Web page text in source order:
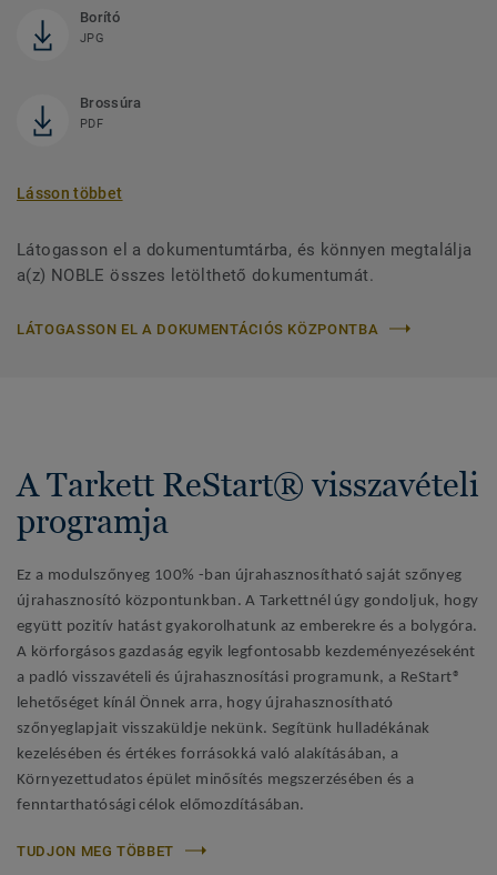
Borító
JPG
Brossúra
PDF
Lásson többet
Látogasson el a dokumentumtárba, és könnyen megtalálja
a(z) NOBLE összes letölthető dokumentumát.
LÁTOGASSON EL A DOKUMENTÁCIÓS KÖZPONTBA
A Tarkett ReStart® visszavételi
programja
Ez a modulszőnyeg 100% -ban újrahasznosítható saját szőnyeg
újrahasznosító központunkban. A Tarkettnél úgy gondoljuk, hogy
együtt pozitív hatást gyakorolhatunk az emberekre és a bolygóra.
A körforgásos gazdaság egyik legfontosabb kezdeményezéseként
a padló visszavételi és újrahasznosítási programunk, a ReStart®
lehetőséget kínál Önnek arra, hogy újrahasznosítható
szőnyeglapjait visszaküldje nekünk. Segítünk hulladékának
kezelésében és értékes forrásokká való alakításában, a
Környezettudatos épület minősítés megszerzésében és a
fenntarthatósági célok előmozdításában.
TUDJON MEG TÖBBET